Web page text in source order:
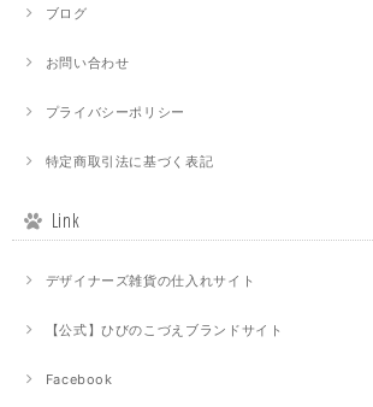
ブログ
お問い合わせ
プライバシーポリシー
特定商取引法に基づく表記
Link
デザイナーズ雑貨の仕入れサイト
【公式】ひびのこづえブランドサイト
Facebook